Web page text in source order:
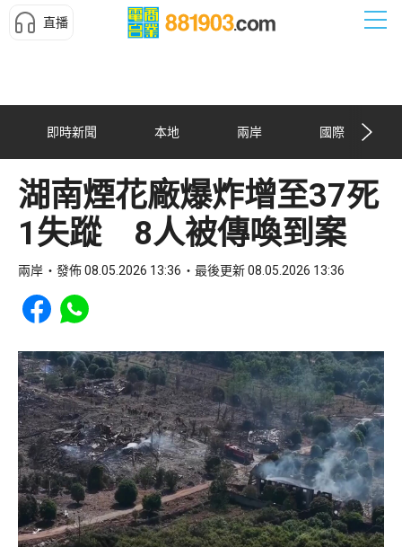
直播
即時新聞 本地 兩岸 國際
湖南煙花廠爆炸增至37死
1失蹤 8人被傳喚到案
兩岸 發佈 08.05.2026 13:36 最後更新 08.05.2026 13:36
Share to Facebook
Share to WhatsApp